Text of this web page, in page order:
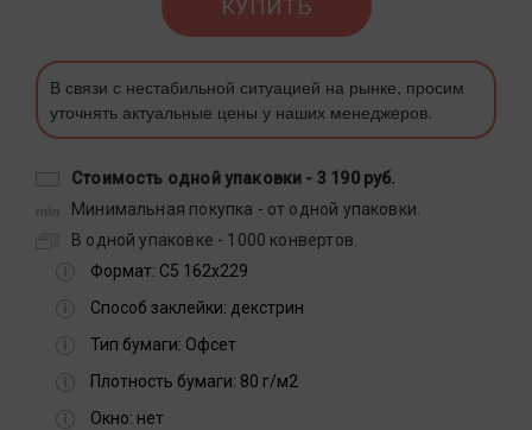
КУПИТЬ
В связи с нестабильной ситуацией на рынке, просим
уточнять актуальные цены у наших менеджеров.
Стоимость одной упаковки - 3 190 руб.
Минимальная покупка - от одной упаковки.
В одной упаковке - 1000 конвертов.
Формат: С5 162х229
Способ заклейки: декстрин
Тип бумаги: Офсет
Плотность бумаги: 80 г/м2
Окно: нет